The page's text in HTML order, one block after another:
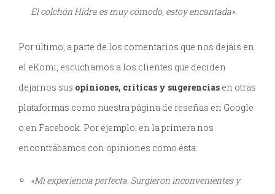
El colchón Hidra es muy cómodo, estoy encantada».
Por último, a parte de los comentarios que nos dejáis en
el eKomi, escuchamos a los clientes que deciden
dejarnos sus opiniones, críticas y sugerencias en otras
plataformas como nuestra página de reseñas en Google
o en Facebook. Por ejemplo, en la primera nos
encontrábamos con opiniones como ésta:
«Mi experiencia perfecta. Surgieron inconvenientes y